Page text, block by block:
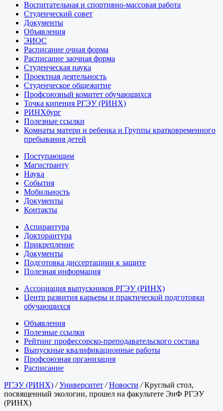
Воспитательная и спортивно-массовая работа
Студенческий совет
Документы
Объявления
ЭИОС
Расписание очная форма
Расписание заочная форма
Студенческая наука
Проектная деятельность
Студенческое общежитие
Профсоюзный комитет обучающихся
Точка кипения РГЭУ (РИНХ)
РИНХбург
Полезные ссылки
Комнаты матери и ребенка и Группы кратковременного
пребывания детей
Поступающим
Магистранту
Наука
События
Мобильность
Документы
Контакты
Аспирантура
Докторантура
Прикрепление
Документы
Подготовка диссертациии к защите
Полезная информация
Ассоциация выпускников РГЭУ (РИНХ)
Центр развития карьеры и практической подготовки
обучающихся
Объявления
Полезные ссылки
Рейтинг профессорско-преподавательского состава
Выпускные квалификационные работы
Профсоюзная организация
Расписание
РГЭУ (РИНХ) /Университет /Новости /Круглый стол,
посвященный экологии, прошел на факультете ЭиФ РГЭУ
(РИНХ)